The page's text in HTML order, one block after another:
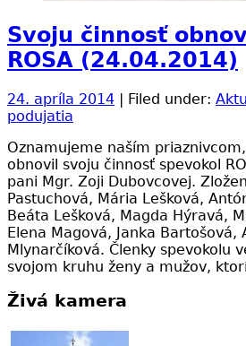
Svoju činnosť
ROSA (24.04.2014)
24. apríla 2014 | Filed under:
podujatia
Oznamujeme naším
obnovil svoju činnosť spevokol
pani Mgr. Zoji Dubovcovej.
Pastuchová, Mária Lešková,
Beáta Lešková, Magda Hýravá,
Elena Magová, Janka Bartošová,
Mlynarčíková. Členky spevokolu
svojom kruhu ženy a mužov,
Živá kamera